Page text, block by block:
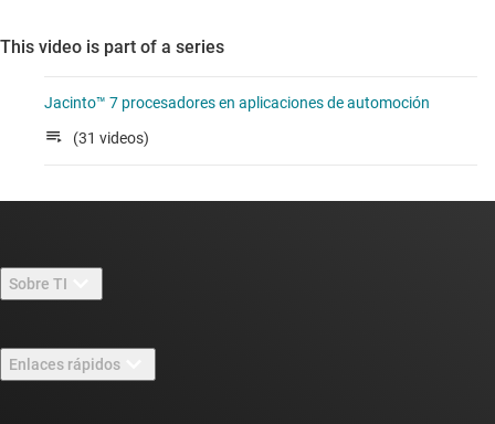
This video is part of a series
Jacinto™ 7 procesadores en aplicaciones de automoción
(31 videos)
Sobre TI
Carreras laborales
Enlaces rápidos